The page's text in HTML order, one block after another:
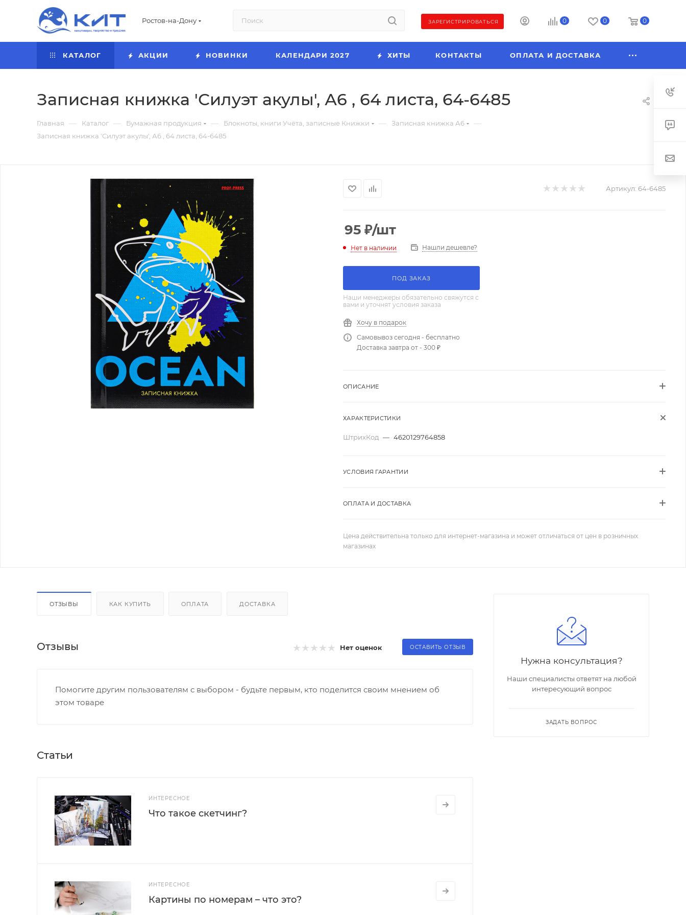
Ростов-на-Дону ЗАРЕГИСТРИРОВАТЬСЯ 0 0 0
КАТАЛОГ АКЦИИ НОВИНКИ КАЛЕНДАРИ 2027 ХИТЫ КОНТАКТЫ ОПЛАТА И ДОСТАВКА
Записная книжка 'Силуэт акулы', А6 , 64 листа, 64-6485
Главная — Каталог — Бумажная продукция — Блокноты, книги Учёта, записные Книжки — Записная книжка А6 —
Записная книжка 'Силуэт акулы', А6 , 64 листа, 64-6485
Артикул: 64-6485
95 ₽/шт
Нет в наличии Нашли дешевле?
ПОД ЗАКАЗ
Наши менеджеры обязательно свяжутся с
вами и уточнят условия заказа
Хочу в подарок
Самовывоз сегодня - бесплатно
Доставка завтра от - 300 ₽
ОПИСАНИЕ
ХАРАКТЕРИСТИКИ
ШтрихКод — 4620129764858
УСЛОВИЯ ГАРАНТИИ
ОПЛАТА И ДОСТАВКА
Цена действительна только для интернет-магазина и может отличаться от цен в розничных
магазинах
ОТЗЫВЫ КАК КУПИТЬ ОПЛАТА ДОСТАВКА
Отзывы Нет оценок ОСТАВИТЬ ОТЗЫВ
Помогите другим пользователям с выбором - будьте первым, кто поделится своим мнением об
этом товаре
Статьи
ИНТЕРЕСНОЕ
Что такое скетчинг?
ИНТЕРЕСНОЕ
Картины по номерам – что это?
Нужна консультация?
Наши специалисты ответят на любой
интересующий вопрос
ЗАДАТЬ ВОПРОС